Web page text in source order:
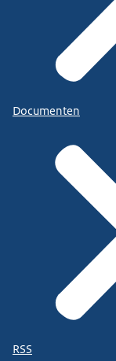
Documenten
RSS